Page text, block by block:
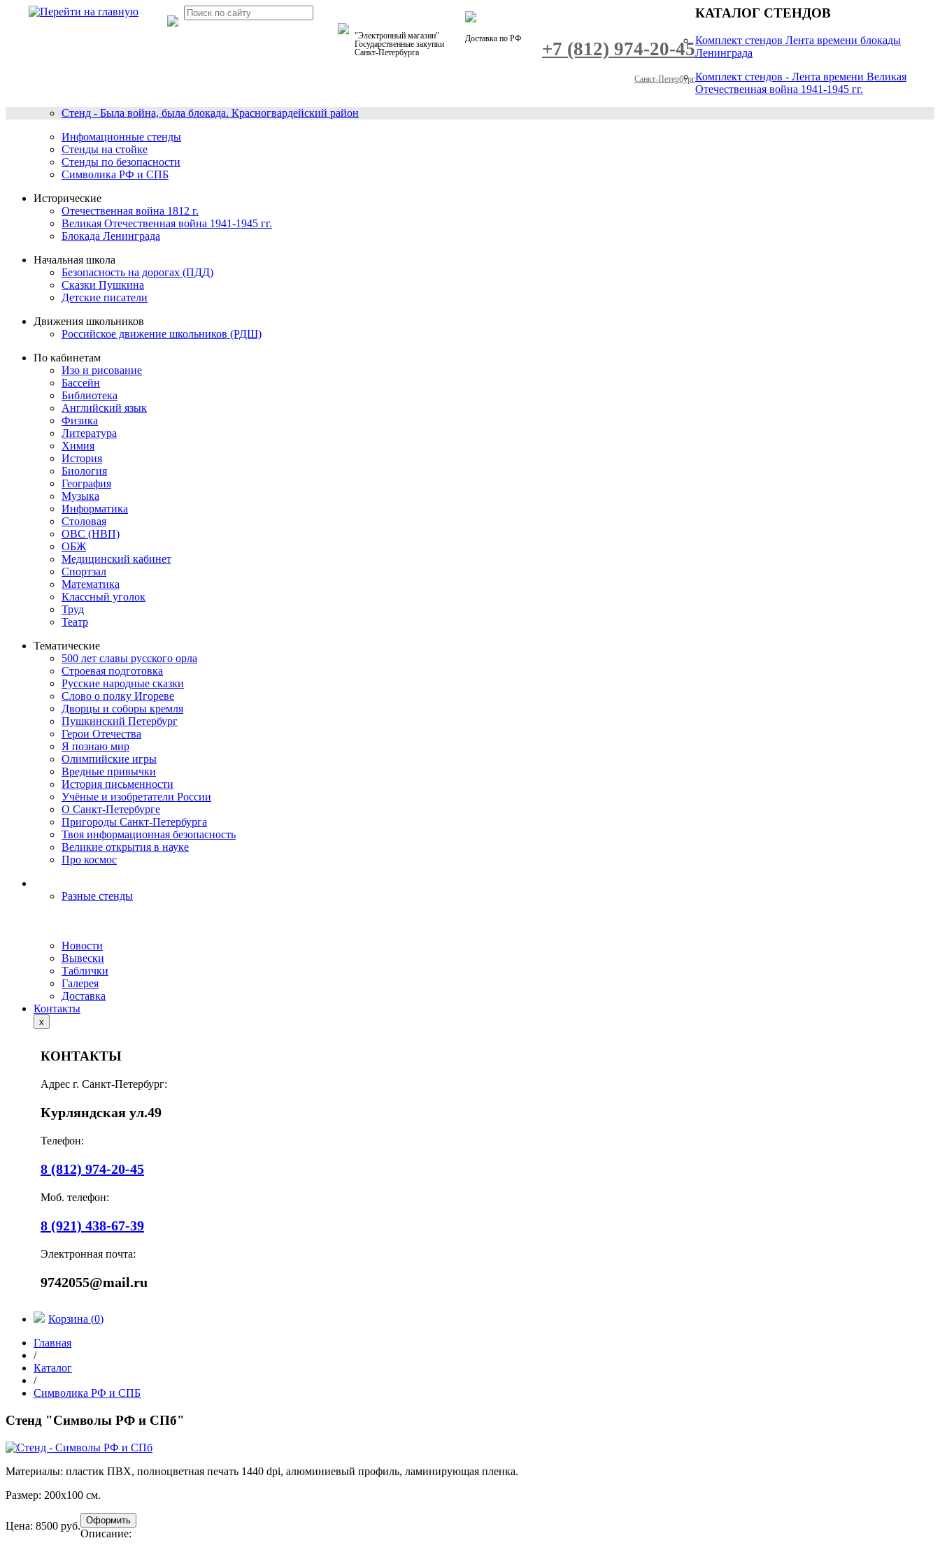
"Электронный магазин"
Государственные закупки
Санкт-Петербурга
Доставка по РФ +7 (812) 974-20-45
Санкт-Петербург
КАТАЛОГ СТЕНДОВ
Комплект стендов Лента времени блокады
Ленинграда
Комплект стендов - Лента времени Великая
Отечественная война 1941-1945 гг.
Стенд - Была война, была блокада. Красногвардейский район
Инфомационные стенды
Стенды на стойке
Стенды по безопасности
Символика РФ и СПБ
Исторические
Отечественная война 1812 г.
Великая Отечественная война 1941-1945 гг.
Блокада Ленинграда
Начальная школа
Безопасность на дорогах (ПДД)
Сказки Пушкина
Детские писатели
Движения школьников
Российское движение школьников (РДШ)
По кабинетам
Изо и рисование
Бассейн
Библиотека
Английский язык
Физика
Литература
Химия
История
Биология
География
Музыка
Информатика
Столовая
ОВС (НВП)
ОБЖ
Медицинский кабинет
Спортзал
Математика
Классный уголок
Труд
Театр
Тематические
500 лет славы русского орла
Строевая подготовка
Русские народные сказки
Слово о полку Игореве
Дворцы и соборы кремля
Пушкинский Петербург
Герои Отечества
Я познаю мир
Олимпийские игры
Вредные привычки
История письменности
Учёные и изобретатели России
О Санкт-Петербурге
Пригороды Санкт-Петербурга
Твоя информационная безопасность
Великие открытия в науке
Про космос
Разные стенды
Новости
Вывески
Таблички
Галерея
Доставка
Контакты
x
КОНТАКТЫ
Адрес г. Санкт-Петербург:
Курляндская ул.49
Телефон:
8 (812) 974-20-45
Моб. телефон:
8 (921) 438-67-39
Электронная почта:
9742055@mail.ru
Корзина (0)
Главная
/
Каталог
/
Символика РФ и СПБ
Стенд "Символы РФ и СПб"
Материалы: пластик ПВХ, полноцветная печать 1440 dpi, алюминиевый профиль, ламинирующая пленка.
Размер: 200х100 см.
Цена: 8500 руб.
Описание: